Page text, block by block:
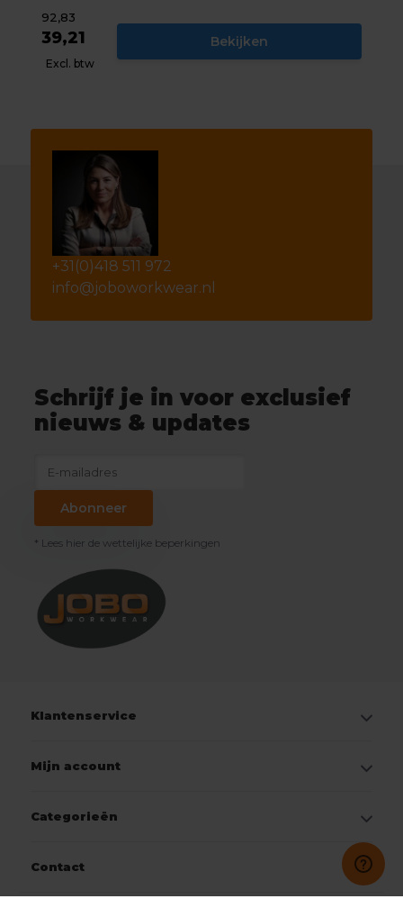
92,83
39,21
Excl. btw
Bekijken
+31(0)418 511 972
info@joboworkwear.nl
Schrijf je in voor exclusief
nieuws & updates
Abonneer
* Lees hier de wettelijke beperkingen
Klantenservice
Mijn account
Categorieën
Contact